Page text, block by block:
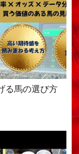
る馬の選び方